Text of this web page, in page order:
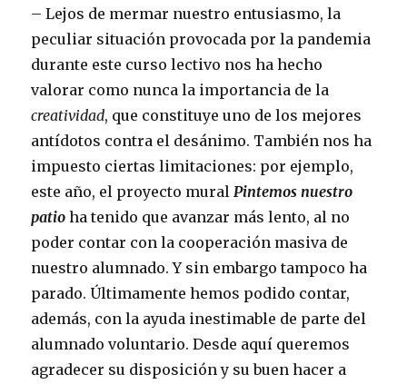
– Lejos de mermar nuestro entusiasmo, la
peculiar situación provocada por la pandemia
durante este curso lectivo nos ha hecho
valorar como nunca la importancia de la
creatividad, que constituye uno de los mejores
antídotos contra el desánimo. También nos ha
impuesto ciertas limitaciones: por ejemplo,
este año, el proyecto mural Pintemos nuestro
patio ha tenido que avanzar más lento, al no
poder contar con la cooperación masiva de
nuestro alumnado. Y sin embargo tampoco ha
parado. Últimamente hemos podido contar,
además, con la ayuda inestimable de parte del
alumnado voluntario. Desde aquí queremos
agradecer su disposición y su buen hacer a